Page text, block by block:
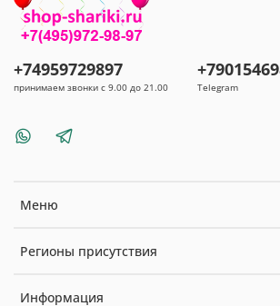
Меню
Регионы присутствия
Информация
+74959729897
принимаем звонки с 9.00 до 21.00 Telegram